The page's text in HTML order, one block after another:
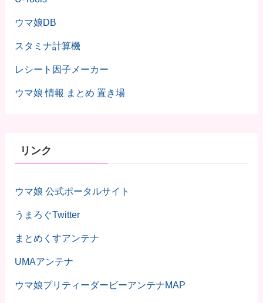
ウマ娘DB
スタミナ計算機
レシート因子メーカー
ウマ娘 情報 まとめ 置き場
リンク
ウマ娘 公式ポータルサイト
うまろぐTwitter
まとめくすアンテナ
UMAアンテナ
ウマ娘プリティーダービーアンテナMAP